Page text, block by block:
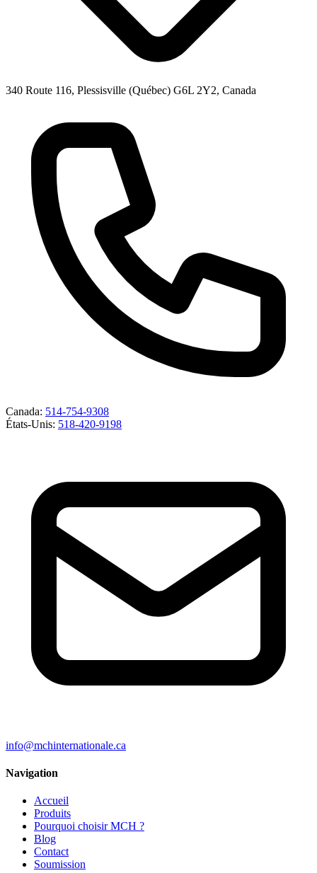
340 Route 116, Plessisville (Québec) G6L 2Y2, Canada
Canada: 514-754-9308
États-Unis: 518-420-9198
info@mchinternationale.ca
Navigation
Accueil
Produits
Pourquoi choisir MCH ?
Blog
Contact
Soumission